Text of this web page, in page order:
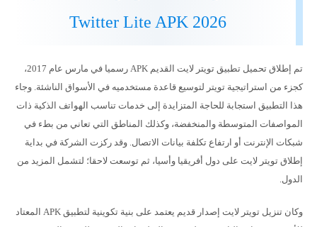
Twitter Lite APK 2026
تم إطلاق تحميل تطبيق تويتر لايت القديم APK رسميا في مارس عام 2017،
كجزء من استراتيجية تويتر لتوسيع قاعدة مستخدميه في الأسواق الناشئة. وجاء
هذا التطبيق استجابة للحاجة المتزايدة إلى خدمات تناسب الهواتف الذكية ذات
المواصفات المتوسطة والمنخفضة، وكذلك المناطق التي تعاني من بطء في
شبكات الإنترنت أو ارتفاع تكلفة بيانات الاتصال. وقد ركزت الشركة في بداية
إطلاق تويتر لايت على دول أفريقيا وأسيا، ثم توسعت لاحقا؛ لتشمل المزيد من
الدول.
وكان تنزيل تويتر لايت إصدار قديم يعتمد على بنية تكوينية لتطبيق APK المعتاد